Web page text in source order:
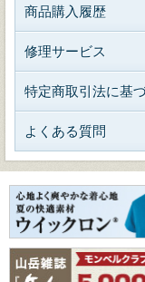
商品購入履歴
修理サービス
特定商取引法に基
よくある質問